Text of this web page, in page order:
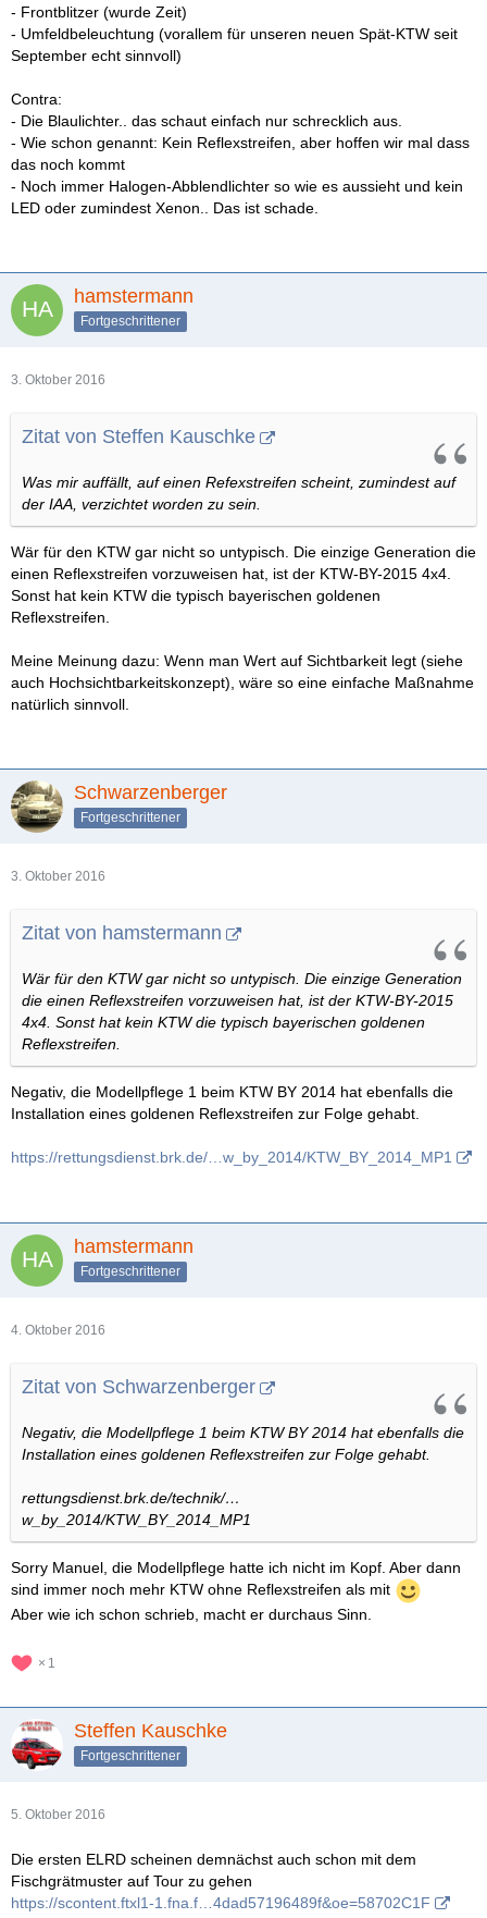
- Frontblitzer (wurde Zeit)
- Umfeldbeleuchtung (vorallem für unseren neuen Spät-KTW seit
September echt sinnvoll)
Contra:
- Die Blaulichter.. das schaut einfach nur schrecklich aus.
- Wie schon genannt: Kein Reflexstreifen, aber hoffen wir mal dass
das noch kommt
- Noch immer Halogen-Abblendlichter so wie es aussieht und kein
LED oder zumindest Xenon.. Das ist schade.
hamstermann
Fortgeschrittener
3. Oktober 2016
Zitat von Steffen Kauschke
Was mir auffällt, auf einen Refexstreifen scheint, zumindest auf
der IAA, verzichtet worden zu sein.
Wär für den KTW gar nicht so untypisch. Die einzige Generation die
einen Reflexstreifen vorzuweisen hat, ist der KTW-BY-2015 4x4.
Sonst hat kein KTW die typisch bayerischen goldenen
Reflexstreifen.
Meine Meinung dazu: Wenn man Wert auf Sichtbarkeit legt (siehe
auch Hochsichtbarkeitskonzept), wäre so eine einfache Maßnahme
natürlich sinnvoll.
Schwarzenberger
Fortgeschrittener
3. Oktober 2016
Zitat von hamstermann
Wär für den KTW gar nicht so untypisch. Die einzige Generation
die einen Reflexstreifen vorzuweisen hat, ist der KTW-BY-2015
4x4. Sonst hat kein KTW die typisch bayerischen goldenen
Reflexstreifen.
Negativ, die Modellpflege 1 beim KTW BY 2014 hat ebenfalls die
Installation eines goldenen Reflexstreifen zur Folge gehabt.
https://rettungsdienst.brk.de/…w_by_2014/KTW_BY_2014_MP1
hamstermann
Fortgeschrittener
4. Oktober 2016
Zitat von Schwarzenberger
Negativ, die Modellpflege 1 beim KTW BY 2014 hat ebenfalls die
Installation eines goldenen Reflexstreifen zur Folge gehabt.
rettungsdienst.brk.de/technik/…
w_by_2014/KTW_BY_2014_MP1
Sorry Manuel, die Modellpflege hatte ich nicht im Kopf. Aber dann
sind immer noch mehr KTW ohne Reflexstreifen als mit
Aber wie ich schon schrieb, macht er durchaus Sinn.
1
Steffen Kauschke
Fortgeschrittener
5. Oktober 2016
Die ersten ELRD scheinen demnächst auch schon mit dem
Fischgrätmuster auf Tour zu gehen
https://scontent.ftxl1-1.fna.f…4dad57196489f&oe=58702C1F